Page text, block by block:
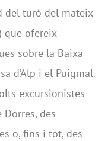
del turó del mateix
que ofereix
sobre la Baixa
d’Alp i el Puigmal.
excursionistes
des
o, fins i tot, des